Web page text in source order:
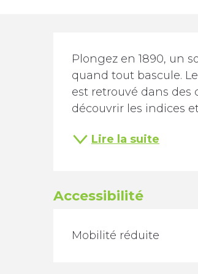
Description
Plongez en 1890, un
quand tout bascule.
est retrouvé dans des
découvrir les indices
Lire la suite
Accessibilité
Mobilité réduite